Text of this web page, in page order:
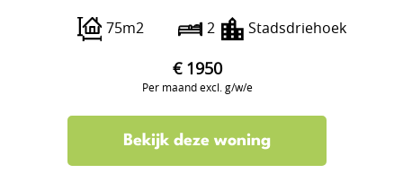
75m2 2 Stadsdriehoek
€ 1950
Per maand excl. g/w/e
Bekijk deze woning